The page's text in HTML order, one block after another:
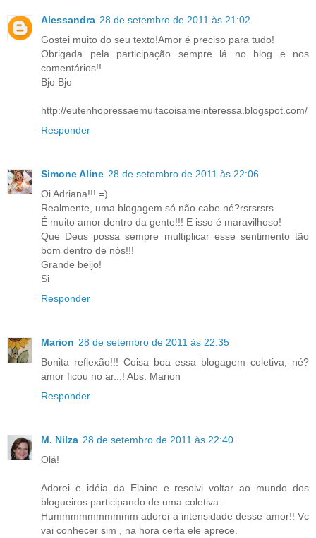
Alessandra 28 de setembro de 2011 às 21:02
Gostei muito do seu texto!Amor é preciso para tudo!
Obrigada pela participação sempre lá no blog e nos
comentários!!
Bjo Bjo
http://eutenhopressaemuitacoisameinteressa.blogspot.com/
Responder
Simone Aline 28 de setembro de 2011 às 22:06
Oi Adriana!!! =)
Realmente, uma blogagem só não cabe né?rsrsrsrs
É muito amor dentro da gente!!! E isso é maravilhoso!
Que Deus possa sempre multiplicar esse sentimento tão
bom dentro de nós!!!
Grande beijo!
Si
Responder
Marion 28 de setembro de 2011 às 22:35
Bonita reflexão!!! Coisa boa essa blogagem coletiva, né?
amor ficou no ar...! Abs. Marion
Responder
M. Nilza 28 de setembro de 2011 às 22:40
Olá!
Adorei e idéia da Elaine e resolvi voltar ao mundo dos
blogueiros participando de uma coletiva.
Hummmmmmmmmm adorei a intensidade desse amor!! Vc
vai conhecer sim , na hora certa ele aprece.